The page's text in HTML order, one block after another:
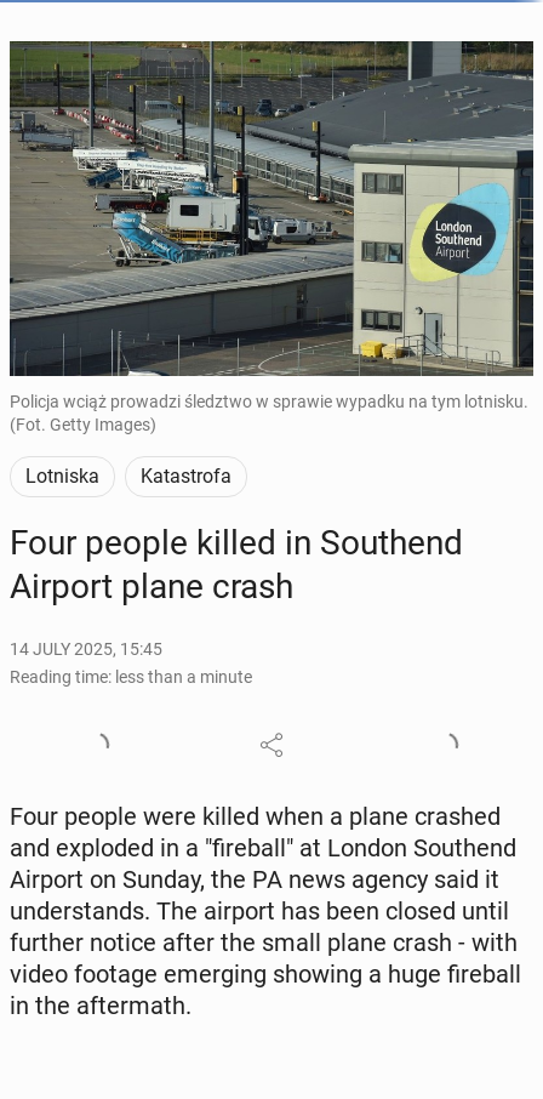
Policja wciąż prowadzi śledztwo w sprawie wypadku na tym lotnisku.
(Fot. Getty Images)
Lotniska Katastrofa
Four people killed in Southend
Airport plane crash
14 JULY 2025, 15:45
Reading time: less than a minute
Four people were killed when a plane crashed
and ex­plod­ed in a "fire­ball" at London Southend
Airport on Sunday, the PA news agency said it
un­der­stands. The airport has been closed until
further notice after the small plane crash - with
video footage emerg­ing showing a huge fire­ball
in the af­ter­math.